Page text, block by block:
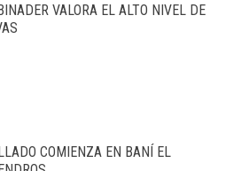
VALORA EL ALTO NIVEL DE
COMIENZA EN BANÍ EL